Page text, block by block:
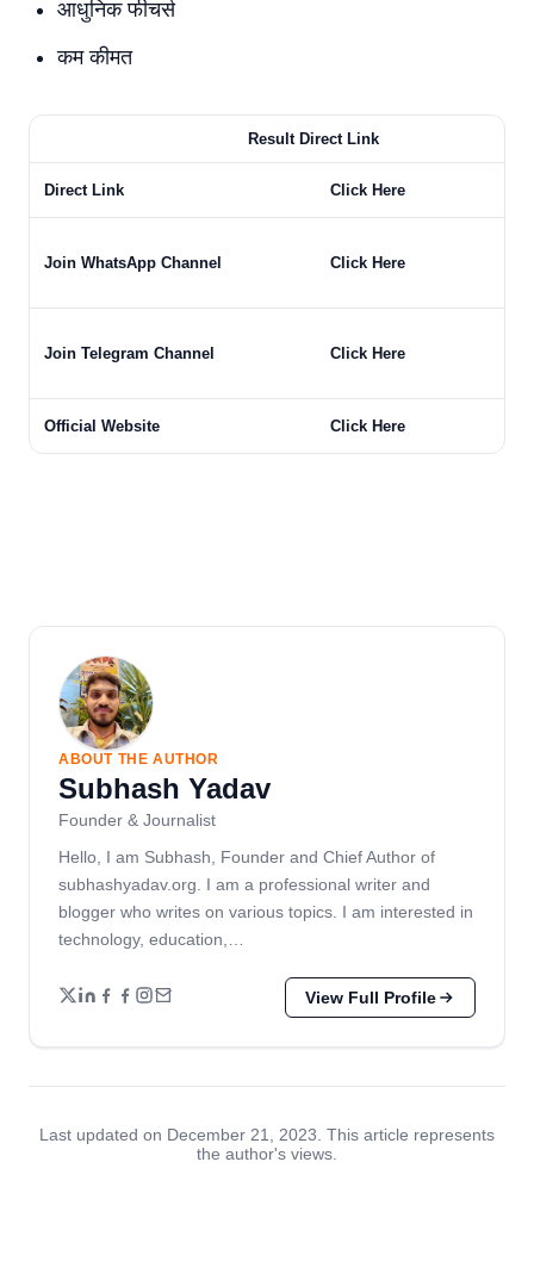
आधुनिक फीचर्स
कम कीमत
Result Direct Link
Direct Link Click Here
Join WhatsApp Channel Click Here
Join Telegram Channel Click Here
Official Website Click Here
ABOUT THE AUTHOR
Subhash Yadav
Founder & Journalist
Hello, I am Subhash, Founder and Chief Author of
subhashyadav.org. I am a professional writer and
blogger who writes on various topics. I am interested in
technology, education,…
View Full Profile
Last updated on December 21, 2023. This article represents
the author's views.